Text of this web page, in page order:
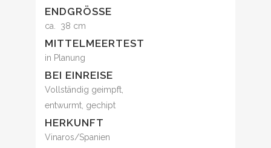
ENDGRÖSSE
ca. 38 cm
MITTELMEERTEST
in Planung
BEI EINREISE
Vollständig geimpft,
entwurmt, gechipt
HERKUNFT
Vinaros/Spanien